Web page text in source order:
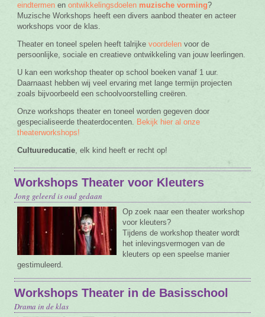
eindtermen en ontwikkelingsdoelen muzische vorming?
Muzische Workshops heeft een divers aanbod theater en acteer
workshops voor de klas.
Theater en toneel spelen heeft talrijke voordelen voor de
persoonlijke, sociale en creatieve ontwikkeling van jouw leerlingen.
U kan een workshop theater op school boeken vanaf 1 uur.
Daarnaast hebben wij veel ervaring met lange termijn projecten
zoals bijvoorbeeld een schoolvoorstelling creëren.
Onze workshops theater en toneel worden gegeven door
gespecialiseerde theaterdocenten. Bekijk hier al onze
theaterworkshops!
Cultuureducatie, elk kind heeft er recht op!
Workshops Theater voor Kleuters
Jong geleerd is oud gedaan
Op zoek naar een theater workshop
voor kleuters?
Tijdens de workshop theater wordt
het inlevingsvermogen van de
kleuters op een speelse manier
gestimuleerd.
Workshops Theater in de Basisschool
Drama in de klas